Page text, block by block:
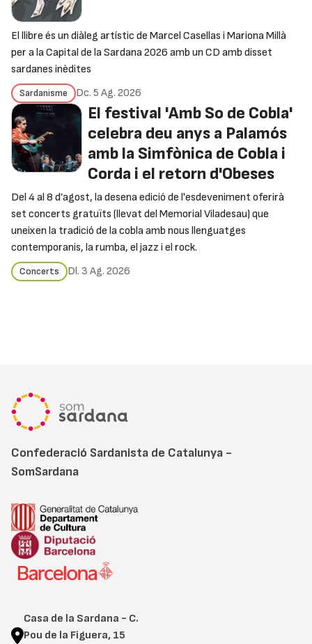
El llibre és un diàleg artístic de Marcel Casellas i Mariona Millà
per a la Capital de la Sardana 2026 amb un CD amb disset
sardanes inèdites
Sardanisme Dc. 5 Ag. 2026
El festival 'Amb So de Cobla'
celebra deu anys a Palamós
amb la Simfònica de Cobla i
Corda i el retorn d'Obeses
Del 4 al 8 d’agost, la desena edició de l'esdeveniment oferirà
set concerts gratuïts (llevat del Memorial Viladesau) que
uneixen la tradició de la cobla amb nous llenguatges
contemporanis, la rumba, el jazz i el rock.
Concerts Dl. 3 Ag. 2026
Confederació Sardanista de Catalunya -
SomSardana
Casa de la Sardana - C.
Pou de la Figuera, 15